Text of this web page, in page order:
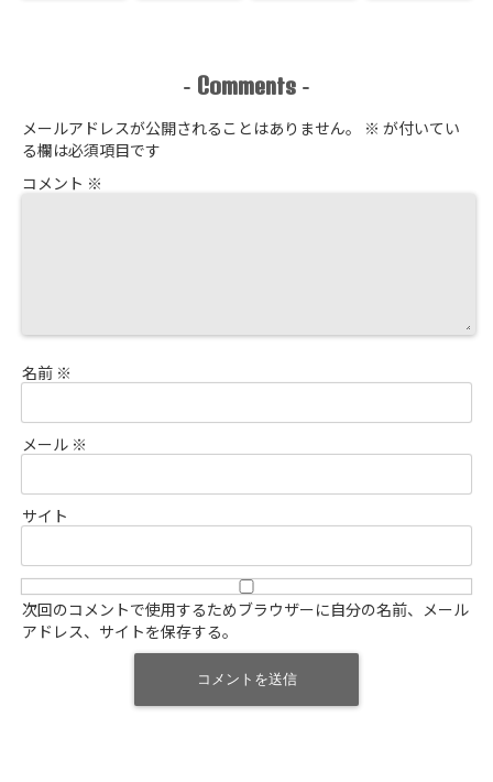
- Comments -
メールアドレスが公開されることはありません。 ※ が付いてい
る欄は必須項目です
コメント ※
名前 ※
メール ※
サイト
次回のコメントで使用するためブラウザーに自分の名前、メール
アドレス、サイトを保存する。